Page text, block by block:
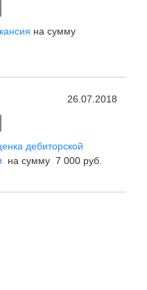
на сумму
26.07.2018
дебиторской
на сумму 7 000 руб.